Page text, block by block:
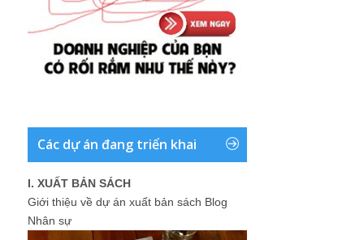
Các dự án đang triển khai
I. XUẤT BẢN SÁCH
Giới thiệu về dự án xuất bản sách Blog
Nhân sự